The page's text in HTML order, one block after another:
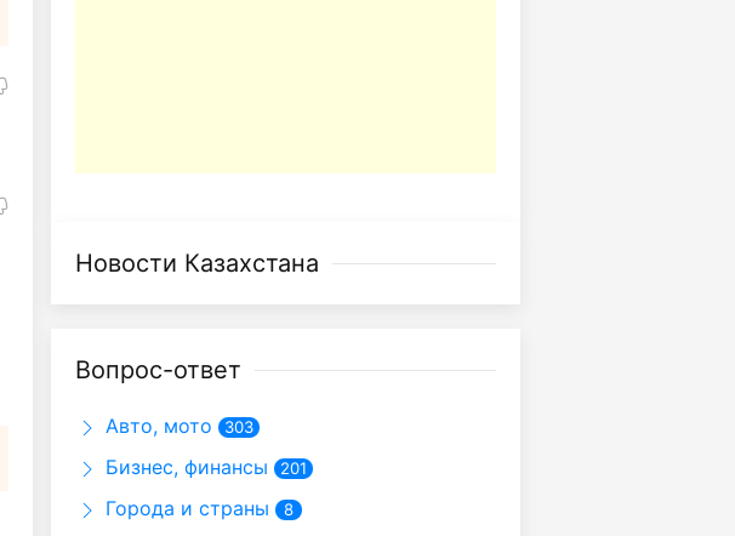
Новости Казахстана
Вопрос-ответ
Авто, мото 303
Бизнес, финансы 201
Города и страны 8